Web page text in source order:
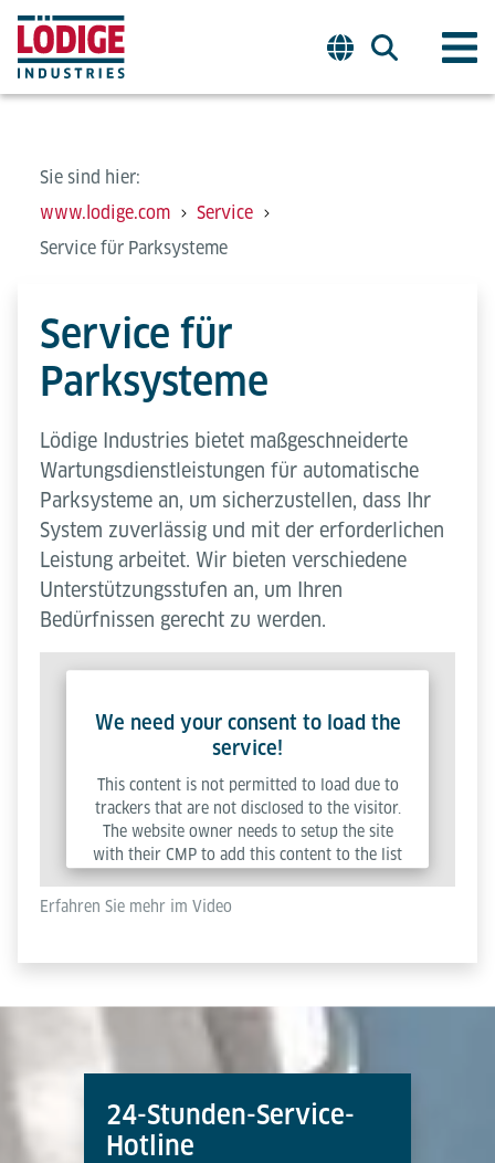
Sie sind hier:
www.lodige.com
Service
Service für Parksysteme
Service für
Parksysteme
Lödige Industries bietet maßgeschneiderte
Wartungsdienstleistungen für automatische
Parksysteme an, um sicherzustellen, dass Ihr
System zuverlässig und mit der erforderlichen
Leistung arbeitet. Wir bieten verschiedene
Unterstützungsstufen an, um Ihren
Bedürfnissen gerecht zu werden.
We need your consent to load the
service!
This content is not permitted to load due to
trackers that are not disclosed to the visitor.
The website owner needs to setup the site
with their CMP to add this content to the list
of technologies used.
Platform
Erfahren Sie mehr im Video
24-Stunden-Service-
Hotline